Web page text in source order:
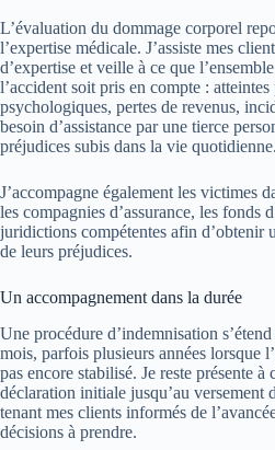
L’évaluation du dommage corporel
l’expertise médicale. J’assiste mes
d’expertise et veille à ce que
l’accident soit pris en compte : atteintes
psychologiques, pertes de revenus,
besoin d’assistance par une tierce
préjudices subis dans la vie quotidienne.
J’accompagne également les victimes
les compagnies d’assurance, les fonds
juridictions compétentes afin d’obtenir
de leurs préjudices.
Un accompagnement dans la durée
Une procédure d’indemnisation
mois, parfois plusieurs années lorsque
pas encore stabilisé. Je reste présente à
déclaration initiale jusqu’au versement
tenant mes clients informés de
décisions à prendre.